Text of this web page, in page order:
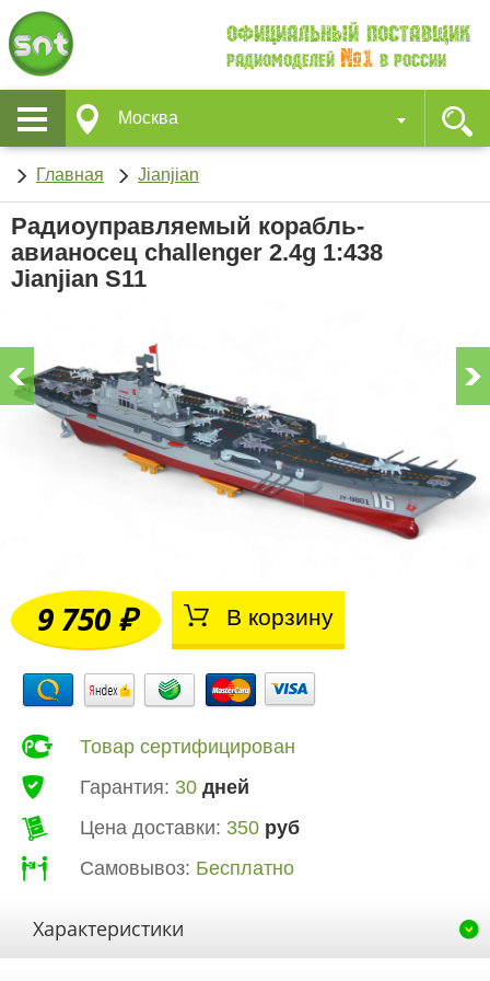
Официальный поставщик
Радиомоделей №1 в России
Москва
Главная Jianjian
Радиоуправляемый корабль-
авианосец challenger 2.4g 1:438
Jianjian S11
9 750 ₽ В корзину
Товар сертифицирован
Гарантия: 30 дней
Цена доставки: 350 руб
Самовывоз: Бесплатно
Характеристики